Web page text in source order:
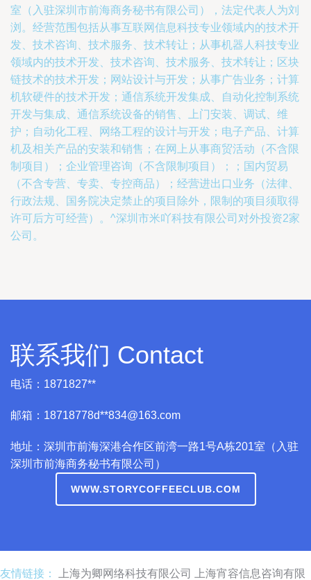
室（入驻深圳市前海商务秘书有限公司），法定代表人为刘
浏。经营范围包括从事互联网信息科技专业领域内的技术开
发、技术咨询、技术服务、技术转让；从事机器人科技专业
领域内的技术开发、技术咨询、技术服务、技术转让；区块
链技术的技术开发；网站设计与开发；从事广告业务；计算
机软硬件的技术开发；通信系统开发集成、自动化控制系统
开发与集成、通信系统设备的销售、上门安装、调试、维
护；自动化工程、网络工程的设计与开发；电子产品、计算
机及相关产品的安装和销售；在网上从事商贸活动（不含限
制项目）；企业管理咨询（不含限制项目）；；国内贸易
（不含专营、专卖、专控商品）；经营进出口业务（法律、
行政法规、国务院决定禁止的项目除外，限制的项目须取得
许可后方可经营）。^深圳市米吖科技有限公司对外投资2家
公司。
联系我们 Contact
电话：1871827**
邮箱：18718778d**834@163.com
地址：深圳市前海深港合作区前湾一路1号A栋201室（入驻
深圳市前海商务秘书有限公司）
WWW.STORYCOFFEECLUB.COM
友情链接： 上海为卿网络科技有限公司
上海宵容信息咨询有限